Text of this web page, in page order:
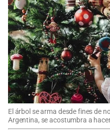
El árbol se arma desde fines de
Argentina, se acostumbra a